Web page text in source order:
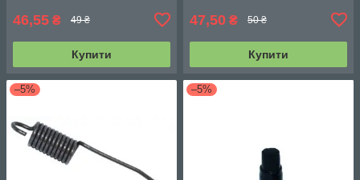
46,55 ₴ 49 ₴
Купити
47,50 ₴ 50 ₴
Купити
–5% –5%